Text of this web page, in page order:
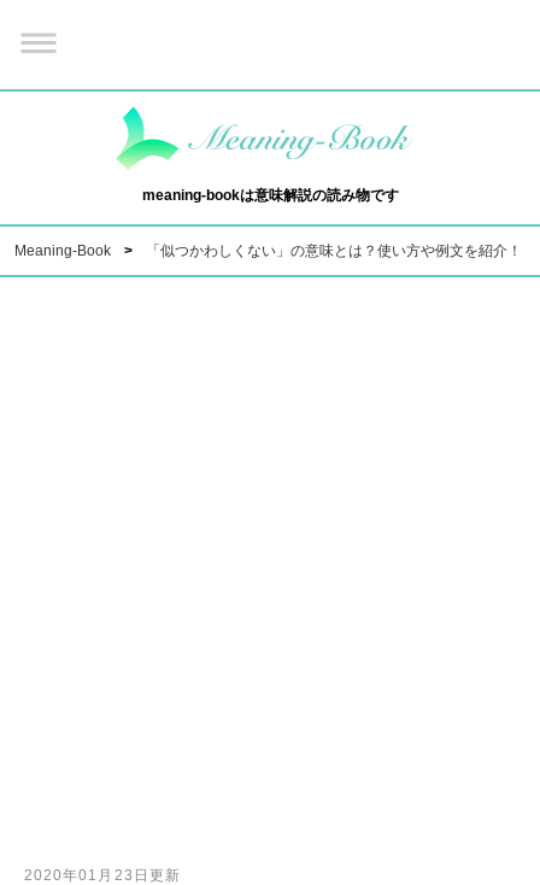
meaning-bookは意味解説の読み物です
Meaning-Book 「似つかわしくない」の意味とは？使い方や例文を紹介！
2020年01月23日更新